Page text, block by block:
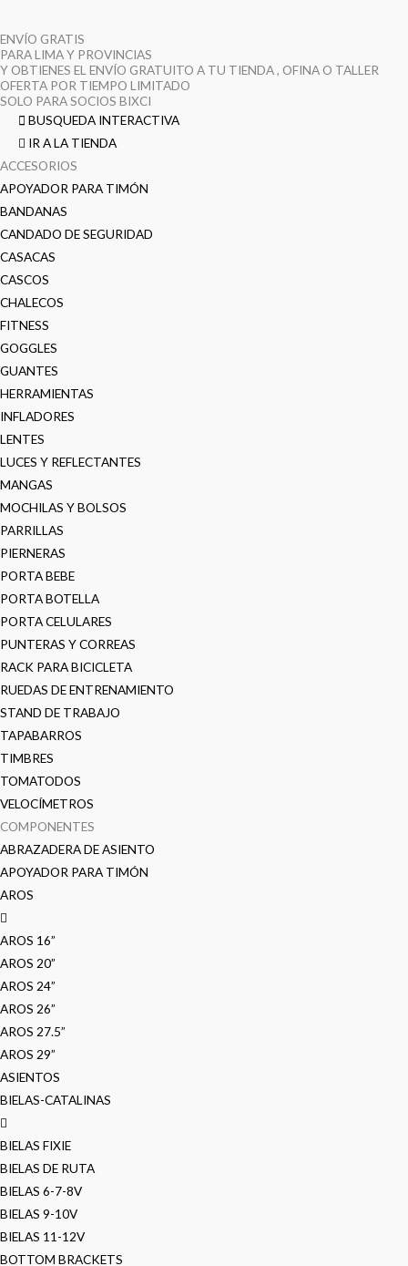
ENVÍO GRATIS
PARA LIMA Y PROVINCIAS
Y OBTIENES EL ENVÍO GRATUITO A TU TIENDA , OFINA O TALLER
OFERTA POR TIEMPO LIMITADO
SOLO PARA SOCIOS BIXCI
BUSQUEDA INTERACTIVA
IR A LA TIENDA
ACCESORIOS
APOYADOR PARA TIMÓN
BANDANAS
CANDADO DE SEGURIDAD
CASACAS
CASCOS
CHALECOS
FITNESS
GOGGLES
GUANTES
HERRAMIENTAS
INFLADORES
LENTES
LUCES Y REFLECTANTES
MANGAS
MOCHILAS Y BOLSOS
PARRILLAS
PIERNERAS
PORTA BEBE
PORTA BOTELLA
PORTA CELULARES
PUNTERAS Y CORREAS
RACK PARA BICICLETA
RUEDAS DE ENTRENAMIENTO
STAND DE TRABAJO
TAPABARROS
TIMBRES
TOMATODOS
VELOCÍMETROS
COMPONENTES
ABRAZADERA DE ASIENTO
APOYADOR PARA TIMÓN
AROS
AROS 16”
AROS 20”
AROS 24”
AROS 26”
AROS 27.5”
AROS 29”
ASIENTOS
BIELAS-CATALINAS
BIELAS FIXIE
BIELAS DE RUTA
BIELAS 6-7-8V
BIELAS 9-10V
BIELAS 11-12V
BOTTOM BRACKETS